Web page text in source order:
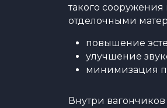
такого
отделочными
повышение
улучшение
минимизация
Внутри